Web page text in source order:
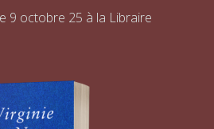
9 octobre 25 à la Libraire